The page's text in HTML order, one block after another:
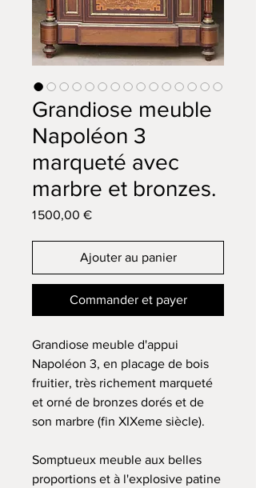
Grandiose meuble
Napoléon 3
marqueté avec
marbre et bronzes.
1 500,00 €Prix
Ajouter au panier
Commander et payer
Grandiose meuble d'appui
Napoléon 3, en placage de bois
fruitier, très richement marqueté
et orné de bronzes dorés et de
son marbre (fin XIXeme siècle).
Somptueux meuble aux belles
proportions et à l'explosive patine